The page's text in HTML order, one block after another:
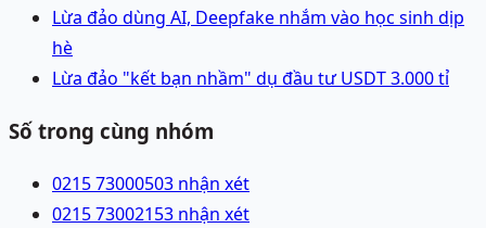
Lừa đảo dùng AI, Deepfake nhắm vào học sinh dịp
hè
Lừa đảo "kết bạn nhầm" dụ đầu tư USDT 3.000 tỉ
Số trong cùng nhóm
0215 73000503 nhận xét
0215 73002153 nhận xét